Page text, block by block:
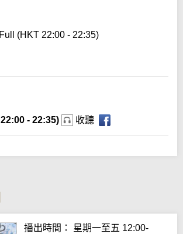
(HKT 22:00 - 22:35)
- 22:35) 收聽
播出時間： 星期一至五 12:00-